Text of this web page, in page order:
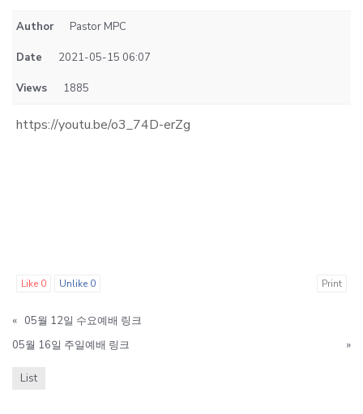
Author Pastor MPC
Date 2021-05-15 06:07
Views 1885
https://youtu.be/o3_74D-erZg
Like 0 Unlike 0 Print
« 05월 12일 수요예배 링크
05월 16일 주일예배 링크
»
List